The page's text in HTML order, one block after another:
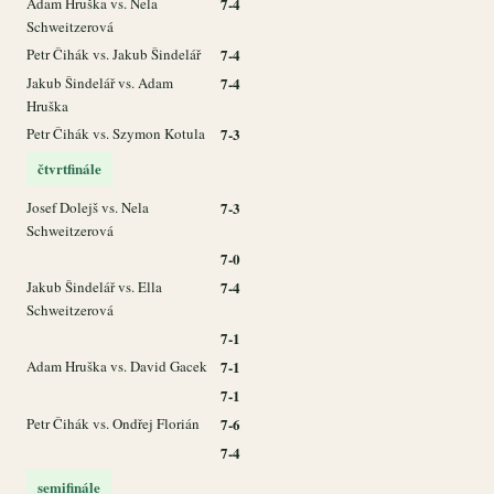
Schweitzerová
Petr Čihák vs. Jakub Šindelář 7-4
Jakub Šindelář vs. Adam
Hruška
7-4
Petr Čihák vs. Szymon Kotula
7-3
čtvrtfinále
Josef Dolejš vs. Nela
Schweitzerová
7-3
7-0
Jakub Šindelář vs. Ella
Schweitzerová
7-4
7-1
Adam Hruška vs. David Gacek
7-1
7-1
Petr Čihák vs. Ondřej Florián
7-6
7-4
semifinále